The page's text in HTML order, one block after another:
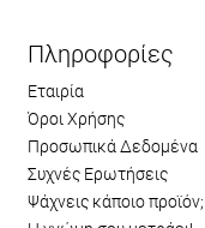
Πληροφορίες
Εταιρία
Όροι Χρήσης
Προσωπικά Δεδομένα
Συχνές Ερωτήσεις
Ψάχνεις κάποιο προϊόν;